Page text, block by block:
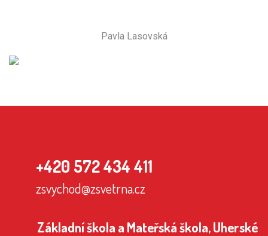
Pavla Lasovská
+420 572 434 411
zsvychod@zsvetrna.cz
Základní škola a Mateřská škola, Uherské